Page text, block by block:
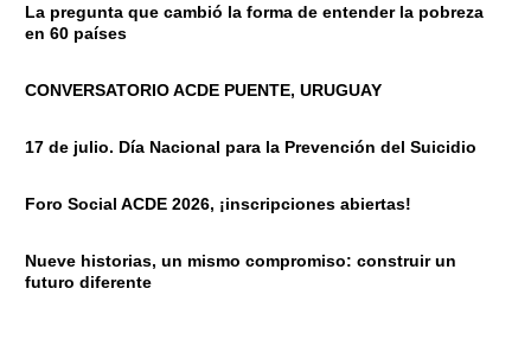
La pregunta que cambió la forma de entender la pobreza
en 60 países
CONVERSATORIO ACDE PUENTE, URUGUAY
17 de julio. Día Nacional para la Prevención del Suicidio
Foro Social ACDE 2026, ¡inscripciones abiertas!
Nueve historias, un mismo compromiso: construir un
futuro diferente